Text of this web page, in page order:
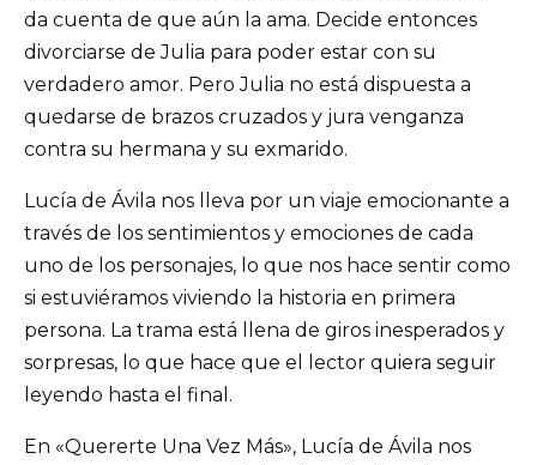
da cuenta de que aún la ama. Decide entonces
divorciarse de Julia para poder estar con su
verdadero amor. Pero Julia no está dispuesta a
quedarse de brazos cruzados y jura venganza
contra su hermana y su exmarido.
Lucía de Ávila nos lleva por un viaje emocionante a
través de los sentimientos y emociones de cada
uno de los personajes, lo que nos hace sentir como
si estuviéramos viviendo la historia en primera
persona. La trama está llena de giros inesperados y
sorpresas, lo que hace que el lector quiera seguir
leyendo hasta el final.
En «Quererte Una Vez Más», Lucía de Ávila nos